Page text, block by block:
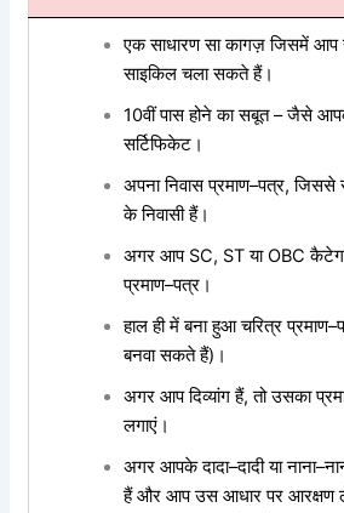
एक साधारण सा कागज़ जिसमें आप
साइकिल चला सकते हैं।
10वीं पास होने का सबूत–जैसे
सर्टिफिकेट।
अपना निवास प्रमाण–पत्र,जिससे
के निवासी हैं।
अगर आपSC, STयाOBC
प्रमाण–पत्र।
हाल ही में बना हुआ चरित्र प्रमाण–
बनवा सकते हैं) ।
अगर आप दिव्यांग हैं,तो उसका
लगाएं।
अगर आपके दादा–दादी या नाना–
हैं और आप उस आधार पर आरक्षण